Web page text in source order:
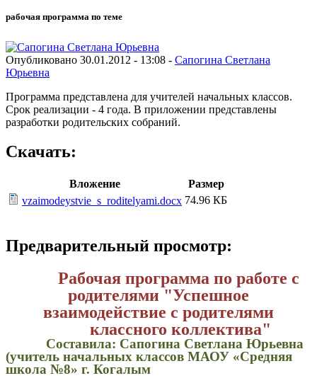
рабочая программа по теме
Опубликовано 30.01.2012 - 13:08 - Сапогина Светлана
Юрьевна
Программа представлена для учителей начальных классов.
Срок реализации - 4 года. В приложении представлены
разработки родительских собраний.
Скачать:
Вложение
Размер
vzaimodeystvie_s_roditelyami.docx 74.96 КБ
Предварительный просмотр:
Рабочая программа по работе с
родителями "Успешное
взаимодействие с родителями
классного коллектива"
Составила: Сапогина Светлана Юрьевна
(учитель начальных классов МАОУ «Средняя
школа №8» г. Когалым